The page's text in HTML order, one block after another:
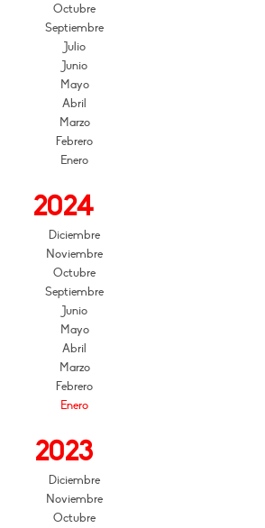
Octubre
Septiembre
Julio
Junio
Mayo
Abril
Marzo
Febrero
Enero
2024
Diciembre
Noviembre
Octubre
Septiembre
Junio
Mayo
Abril
Marzo
Febrero
Enero
2023
Diciembre
Noviembre
Octubre